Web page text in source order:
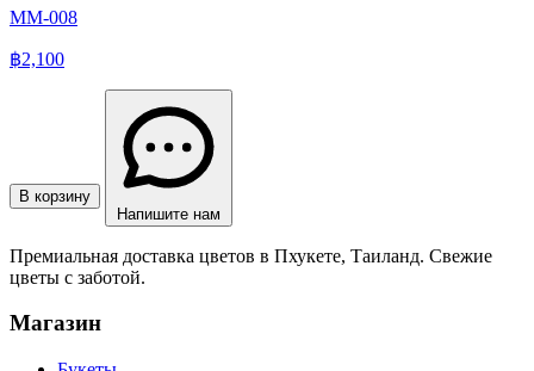
MM-008
฿2,100
В корзину
Напишите нам
Премиальная доставка цветов в Пхукете, Таиланд. Свежие
цветы с заботой.
Магазин